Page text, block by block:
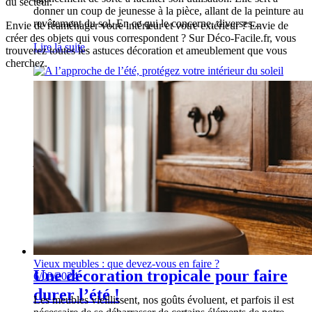
donner un coup de jeunesse à la pièce, allant de la peinture au
revêtement du sol. En ce qui le concerne, diverses...
Lire la suite
A l’approche de l’été, protégez votre
intérieur du soleil
Si nous attendons tous avec impatience le retour des beaux
jours et des températures clémentes, veut parfois protéger son
intérieur du soleil. Luminosité, éblouissement, sensation de
chaleur… Plutôt que de fermer les volets et de s’enfermer
purement et simplement chezsoi,...
Une décoration tropicale pour faire
durer l’été !
Envie de réaménager votre intérieur et votre extérieur ? Envie de
créer des objets qui vous correspondent ? Sur Déco-Facile.fr, vous
trouverez toutes les astuces décoration et ameublement que vous
cherchez.
Vieux meubles : que devez-vous en faire ?
6/03/2024
Les meubles vieillissent, nos goûts évoluent, et parfois il est